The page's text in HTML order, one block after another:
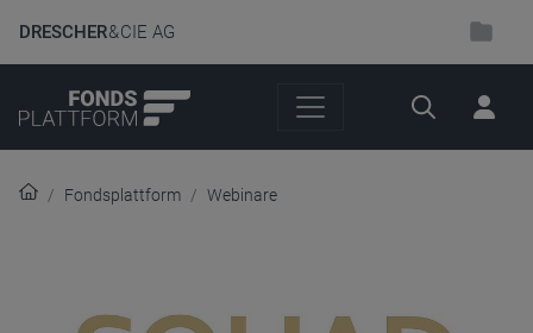
DRESCHER& CIE AG
Suche
Fondsplattform Webinare